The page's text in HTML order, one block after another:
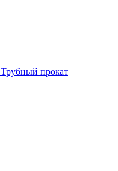
Трубный прокат